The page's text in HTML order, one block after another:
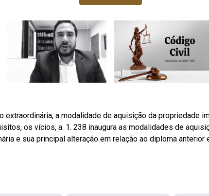
extraordinária, a modalidade de aquisição da propriedade
os vícios, a. 1. 238 inaugura as modalidades de
e sua principal alteração em relação ao diploma anterior